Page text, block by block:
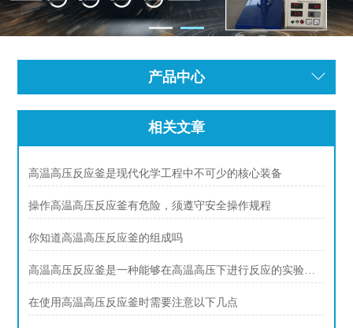
产品中心
相关文章
高温高压反应釜是现代化学工程中不可少的核心装备
操作高温高压反应釜有危险，须遵守安全操作规程
你知道高温高压反应釜的组成吗
高温高压反应釜是一种能够在高温高压下进行反应的实验设备
在使用高温高压反应釜时需要注意以下几点